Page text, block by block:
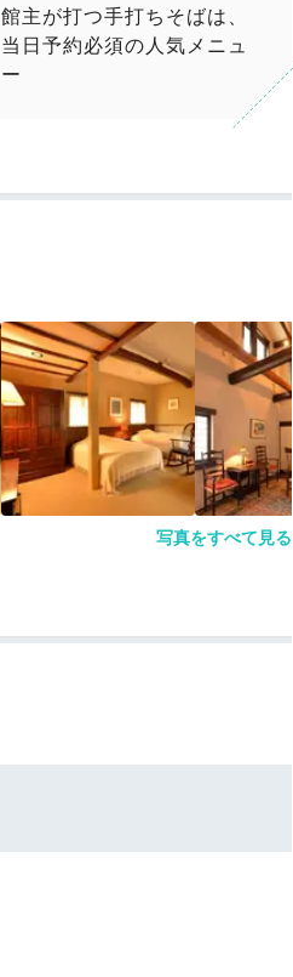
館主が打つ手打ちそばは、
当日予約必須の人気メニュ
ー
写真をすべて見る